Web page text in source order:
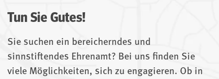
Tun Sie Gutes!
Sie suchen ein bereicherndes und
sinnstiftendes Ehrenamt? Bei uns finden Sie
viele Möglichkeiten, sich zu engagieren. Ob in